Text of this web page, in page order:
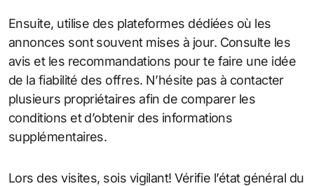
Ensuite, utilise des plateformes dédiées où les
annonces sont souvent mises à jour. Consulte les
avis et les recommandations pour te faire une idée
de la fiabilité des offres. N’hésite pas à contacter
plusieurs propriétaires afin de comparer les
conditions et d’obtenir des informations
supplémentaires.
Lors des visites, sois vigilant! Vérifie l’état général du